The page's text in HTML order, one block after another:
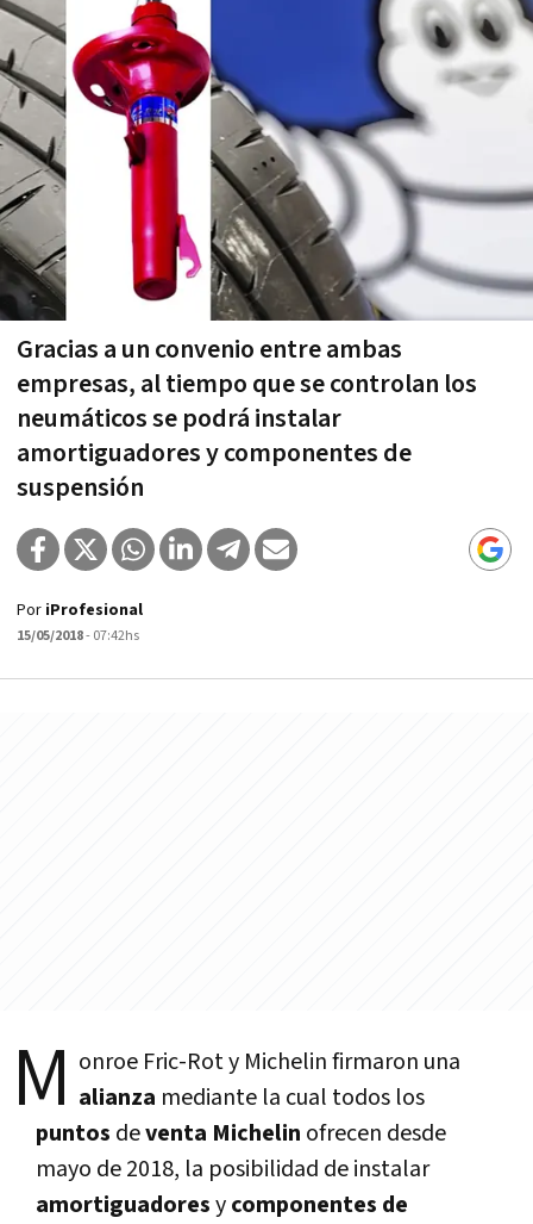
Gracias a un convenio entre ambas
empresas, al tiempo que se controlan los
neumáticos se podrá instalar
amortiguadores y componentes de
suspensión
Por iProfesional
15/05/2018- 07:42hs
M onroe Fric-Rot y Michelin firmaron una
alianza mediante la cual todos los
puntos deventa Michelin ofrecen desde
mayo de 2018, la posibilidad de instalar
amortiguadoresycomponentes de